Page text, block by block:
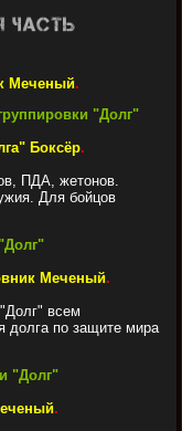
Меченый.
"Долг"
Боксёр.
ПДА, жетонов.
Для бойцов
Меченый.
всем
долга по защите мира
"Долг"
.